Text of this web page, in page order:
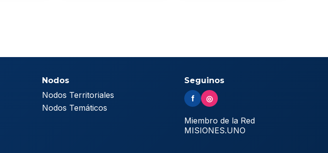
Nodos
Nodos Territoriales
Nodos Temáticos
Seguinos
f ◎
Miembro de la Red
MISIONES.UNO